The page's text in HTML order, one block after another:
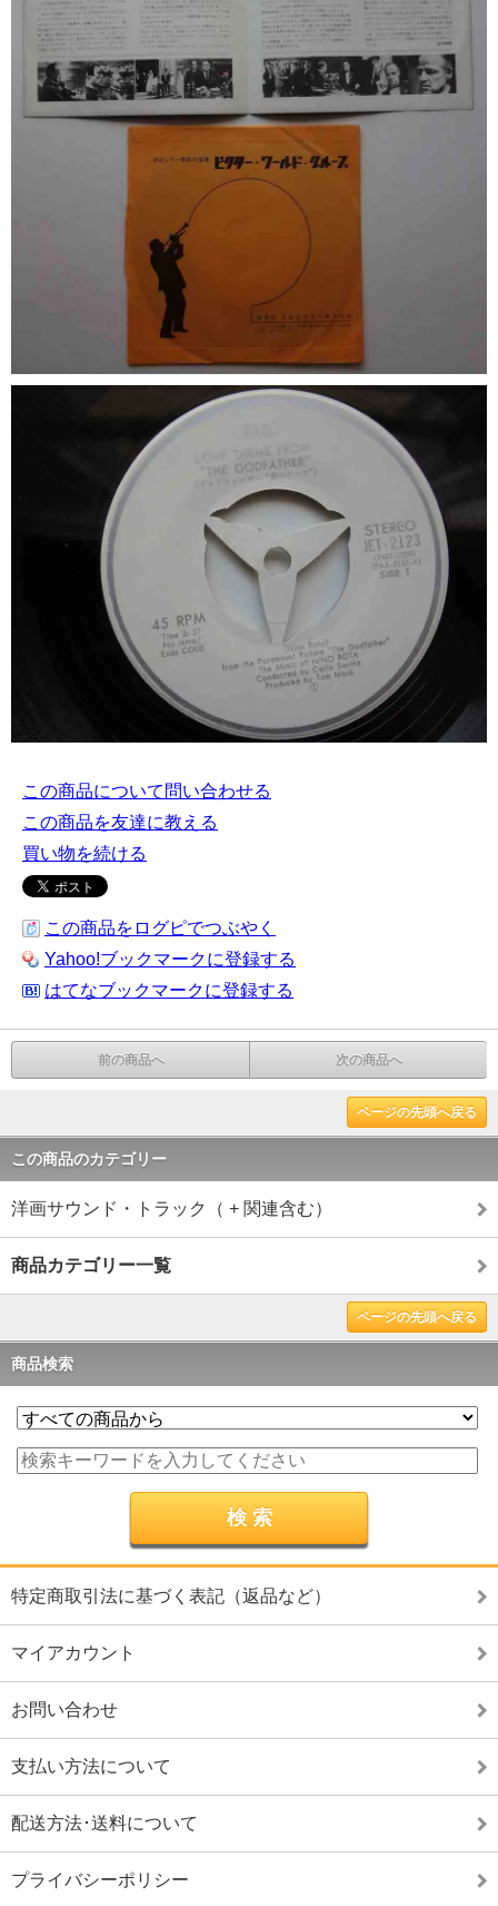
この商品について問い合わせる
この商品を友達に教える
買い物を続ける
この商品をログピでつぶやく
Yahoo!ブックマークに登録する
はてなブックマークに登録する
前の商品へ 次の商品へ
ページの先頭へ戻る
この商品のカテゴリー
洋画サウンド・トラック（ + 関連含む）
商品カテゴリー一覧
ページの先頭へ戻る
商品検索
特定商取引法に基づく表記（返品など）
マイアカウント
お問い合わせ
支払い方法について
配送方法･送料について
プライバシーポリシー